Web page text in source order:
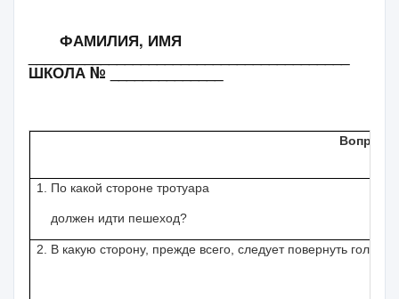
ФАМИЛИЯ, ИМЯ
________________________________________
ШКОЛА № ______________
Вопросы
1. По какой стороне тротуара
должен идти пешеход?
2. В какую сторону, прежде всего, следует повернуть